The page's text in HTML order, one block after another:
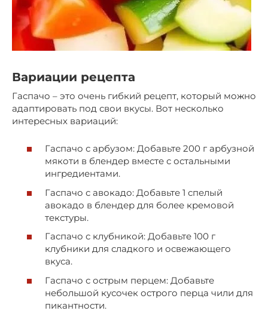
Вариации рецепта
Гаспачо – это очень гибкий рецепт, который можно
адаптировать под свои вкусы. Вот несколько
интересных вариаций:
Гаспачо с арбузом: Добавьте 200 г арбузной
мякоти в блендер вместе с остальными
ингредиентами.
Гаспачо с авокадо: Добавьте 1 спелый
авокадо в блендер для более кремовой
текстуры.
Гаспачо с клубникой: Добавьте 100 г
клубники для сладкого и освежающего
вкуса.
Гаспачо с острым перцем: Добавьте
небольшой кусочек острого перца чили для
пикантности.